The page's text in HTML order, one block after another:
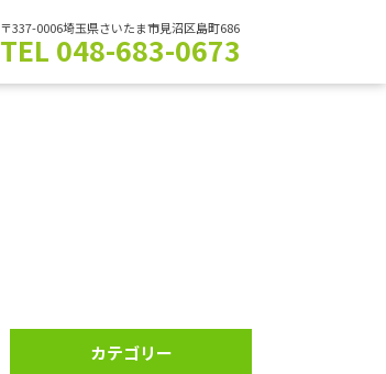
〒337-0006埼玉県さいたま市見沼区島町686
TEL 048-683-0673
カテゴリー